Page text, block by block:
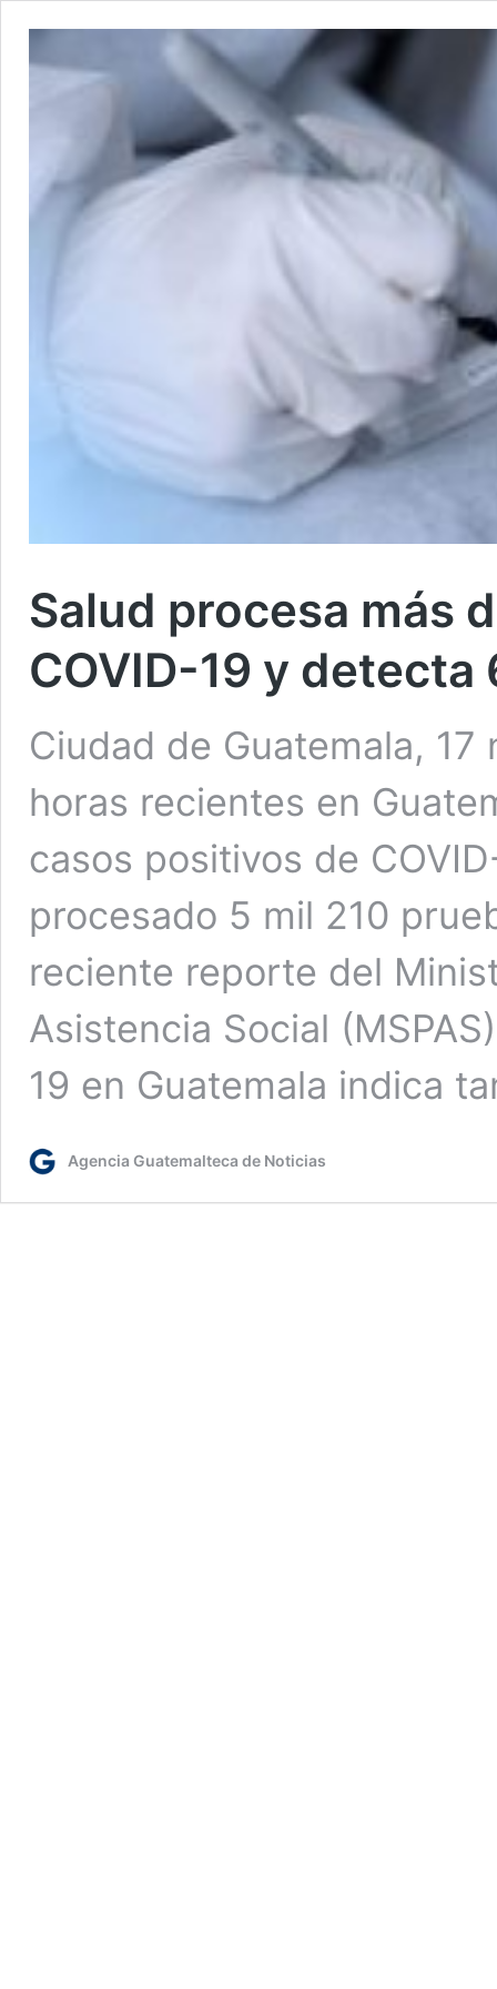
Salud procesa más
COVID-19 y
Ciudad de Guatemala,
horas recientes en
casos positivos de
procesado 5 mil 210
reciente reporte del
Asistencia Social
19 en Guatemala indica
Agencia Guatemalteca de Noticias